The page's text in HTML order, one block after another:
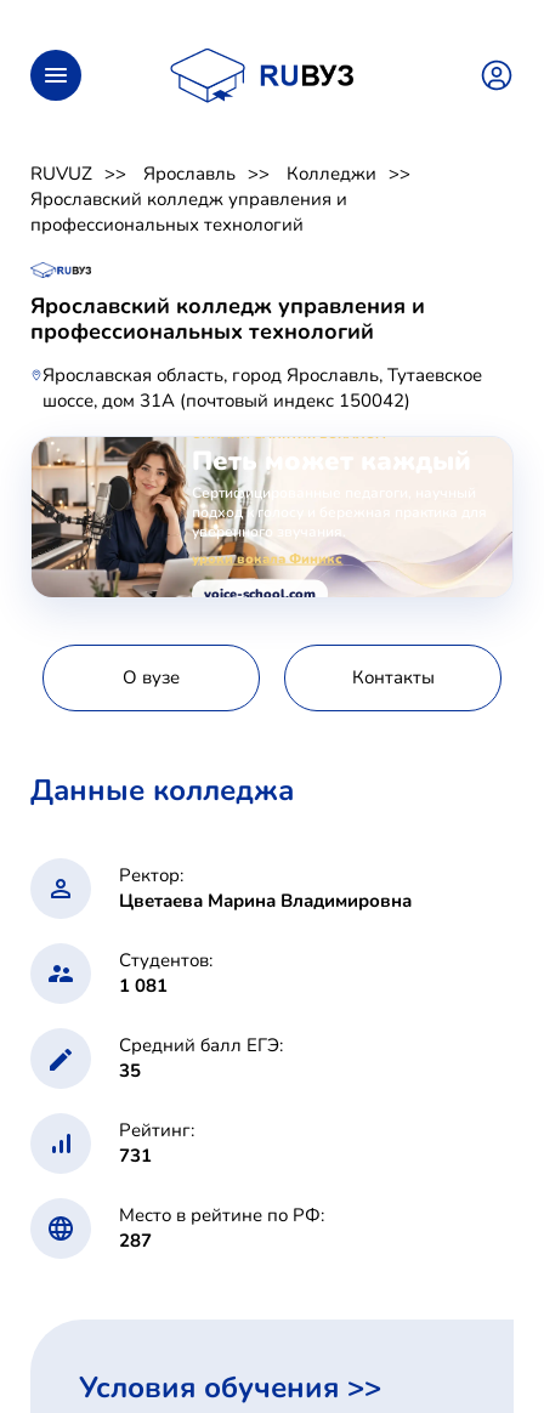
RUVUZ Ярославль
Колледжи
Ярославский колледж управления и
профессиональных технологий
Ярославский колледж управления и
профессиональных технологий
Ярославская область, город Ярославль, Тутаевское
шоссе, дом 31А (почтовый индекс 150042)
ОНЛАЙН-ЗАНЯТИЯ ВОКАЛОМ
Петь может каждый
Сертифицированные педагоги, научный
подход к голосу и бережная практика для
уверенного звучания.
уроки вокала Финикс
voice-school.com
О вузе Контакты
Данные колледжа
Ректор:
Цветаева Марина Владимировна
Студентов:
1 081
Средний балл ЕГЭ:
35
Рейтинг:
731
Место в рейтине по РФ:
287
Условия обучения >>